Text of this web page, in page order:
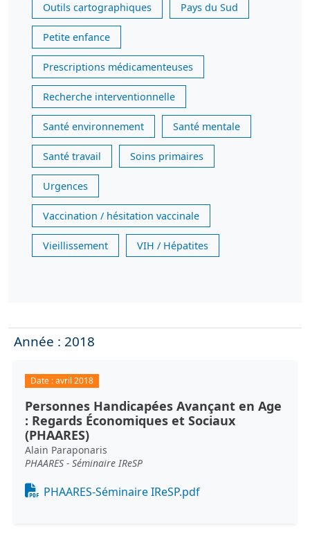
Outils cartographiques Pays du Sud
Petite enfance
Prescriptions médicamenteuses
Recherche interventionnelle
Santé environnement Santé mentale
Santé travail Soins primaires
Urgences
Vaccination / hésitation vaccinale
Vieillissement VIH / Hépatites
Année : 2018
Date :avril 2018
Personnes Handicapées Avançant en Age
: Regards Économiques et Sociaux
(PHAARES)
Alain Paraponaris
PHAARES - Séminaire IReSP
Document
PHAARES-Séminaire IReSP.pdf